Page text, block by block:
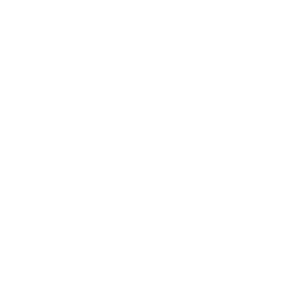
"Webseite" über die